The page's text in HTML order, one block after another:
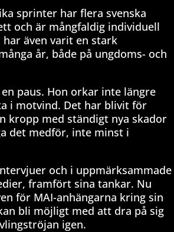
sprinter har flera svenska
och är mångfaldig individuell
har även varit en stark
år, både på ungdoms- och
paus. Hon orkar inte längre
i motvind. Det har blivit för
kropp med ständigt nya skador
det medför, inte minst i
och i uppmärksammade
framfört sina tankar. Nu
för MAI-anhängarna kring sin
bli möjligt med att dra på sig
igen.